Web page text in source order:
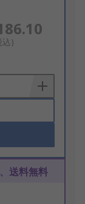
込)
送料無料